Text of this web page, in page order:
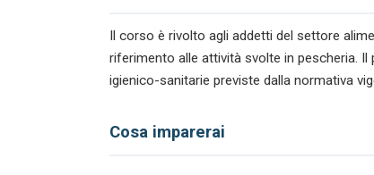
Il corso è rivolto agli addetti del settore
riferimento alle attività svolte in pescheria.
igienico-sanitarie previste dalla normativa
Cosa imparerai